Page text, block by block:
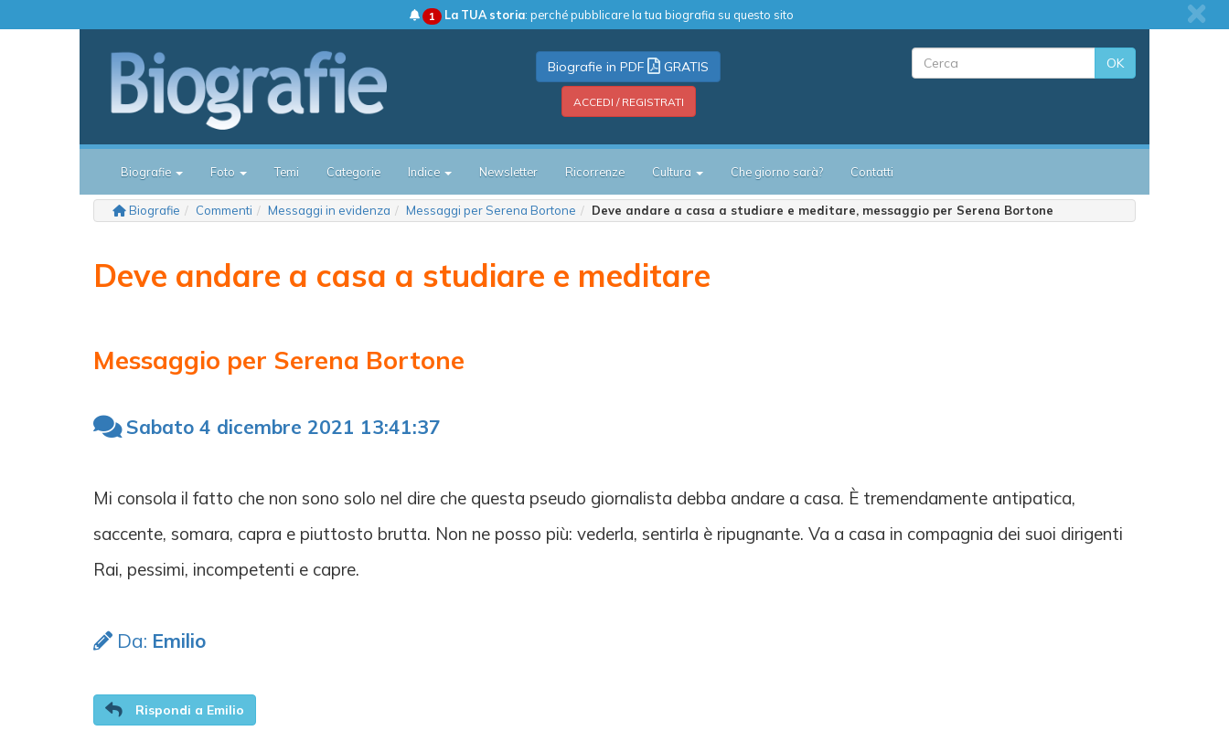
1 La TUA storia: perché pubblicare la tua biografia su questo sito
Biografie in PDF GRATIS
ACCEDI / REGISTRATI
OK
Biografie Foto Temi Categorie Indice Newsletter Ricorrenze Cultura Che giorno sarà? Contatti
Biografie Commenti Messaggi in evidenza Messaggi per Serena Bortone Deve andare a casa a studiare e meditare, messaggio per Serena Bortone
Deve andare a casa a studiare e meditare
Messaggio per Serena Bortone
Sabato 4 dicembre 2021 13:41:37
Mi consola il fatto che non sono solo nel dire che questa pseudo giornalista debba andare a casa. È tremendamente antipatica,
saccente, somara, capra e piuttosto brutta. Non ne posso più: vederla, sentirla è ripugnante. Va a casa in compagnia dei suoi dirigenti
Rai, pessimi, incompetenti e capre.
Da: Emilio
Rispondi a Emilio